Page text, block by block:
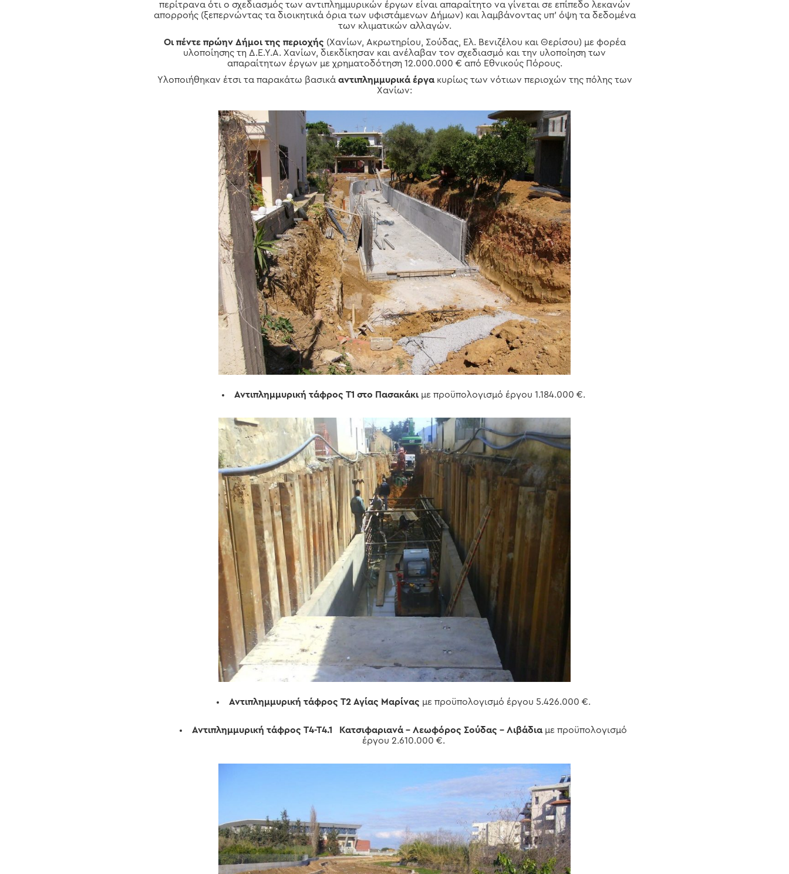
περίτρανα ότι ο σχεδιασμός των αντιπλημμυρικών έργων είναι απαραίτητο να γίνεται σε επίπεδο λεκανών
απορροής (ξεπερνώντας τα διοικητικά όρια των υφιστάμενων Δήμων) και λαμβάνοντας υπ’ όψη τα δεδομένα
των κλιματικών αλλαγών.
Οι πέντε πρώην Δήμοι της περιοχής (Χανίων, Ακρωτηρίου, Σούδας, Ελ. Βενιζέλου και Θερίσου) με φορέα
υλοποίησης τη Δ.Ε.Υ.Α. Χανίων, διεκδίκησαν και ανέλαβαν τον σχεδιασμό και την υλοποίηση των
απαραίτητων έργων με χρηματοδότηση 12.000.000 € από Εθνικούς Πόρους.
Υλοποιήθηκαν έτσι τα παρακάτω βασικά αντιπλημμυρικά έργακυρίως των νότιων περιοχών της πόλης των
Χανίων:
Αντιπλημμυρική τάφρος Τ1 στο Πασακάκιμε προϋπολογισμό έργου 1.184.000 €.
Αντιπλημμυρική τάφρος Τ2 Αγίας Μαρίνας με προϋπολογισμό έργου 5.426.000 €.
Αντιπλημμυρική τάφρος Τ4-Τ4.1 Κατσιφαριανά – Λεωφόρος Σούδας – Λιβάδια με προϋπολογισμό
έργου 2.610.000 €.